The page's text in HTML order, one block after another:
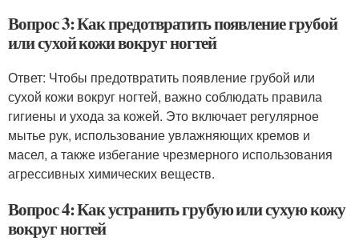
Вопрос 3: Как предотвратить появление грубой
или сухой кожи вокруг ногтей
Ответ: Чтобы предотвратить появление грубой или
сухой кожи вокруг ногтей, важно соблюдать правила
гигиены и ухода за кожей. Это включает регулярное
мытье рук, использование увлажняющих кремов и
масел, а также избегание чрезмерного использования
агрессивных химических веществ.
Вопрос 4: Как устранить грубую или сухую кожу
вокруг ногтей